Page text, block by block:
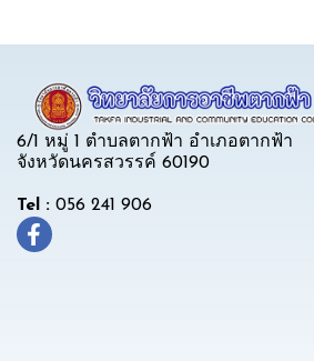
6/1 หมู่ 1 ตำบลตากฟ้า อำเภอตากฟ้า
จังหวัดนครสวรรค์ 60190
Tel : 056 241 906